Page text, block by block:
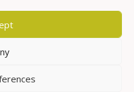
& Terms of Service